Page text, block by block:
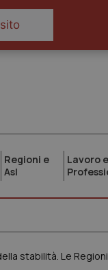
Regioni e
Asl
Lavoro e